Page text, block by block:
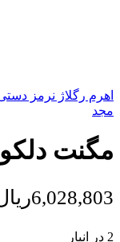
اهرم رگلاژ نرمز
مجد
مگنت
6,028,803
2 در انبار